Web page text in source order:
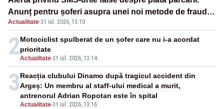
Anunț pentru șoferi asupra unei noi metode de fraudă
online
Actualitate·31 iul. 2026, 13:10
2Actualitate-31 iul. 2026, 13:14
Motociclist spulberat de un șofer care nu i-a acordat
prioritate
3
Actualitate-31 iul. 2026, 13:16
Reacția clubului Dinamo după tragicul accident din
Argeș: Un membru al staff-ului medical a murit,
antrenorul Adrian Ropotan este în spital